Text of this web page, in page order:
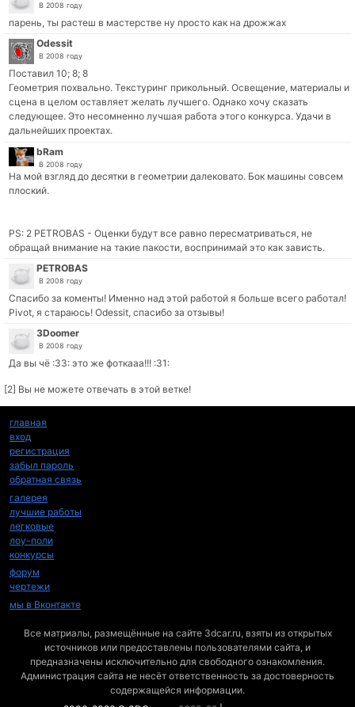
В 2008 году
парень, ты растеш в мастерстве ну просто как на дрожжах
Odessit
В 2008 году
Поставил 10; 8; 8
Геометрия похвально. Текстуринг прикольный. Освещение, материалы и
сцена в целом оставляет желать лучшего. Однако хочу сказать
следующее. Это несомненно лучшая работа этого конкурса. Удачи в
дальнейших проектах.
bRam
В 2008 году
На мой взгляд до десятки в геометрии далековато. Бок машины совсем
плоский.
PS: 2 PETROBAS - Оценки будут все равно пересматриваться, не
обращай внимание на такие пакости, воспринимай это как зависть.
PETROBAS
В 2008 году
Спасибо за коменты! Именно над этой работой я больше всего работал!
Pivot, я стараюсь! Odessit, спасибо за отзывы!
3Doomer
В 2008 году
Да вы чё :33: это же фоткааа!!! :31:
[2] Вы не можете отвечать в этой ветке!
главная
вход
регистрация
забыл пароль
обратная связь
галерея
лучшие работы
легковые
лоу-поли
конкурсы
форум
чертежи
мы в Вконтакте
Все матриалы, размещённые на сайте 3dcar.ru, взяты из открытых
источников или предоставлены пользователями сайта, и
предназначены исключительно для свободного ознакомления.
Администрация сайта не несёт ответственность за достоверность
содержащейся информации.